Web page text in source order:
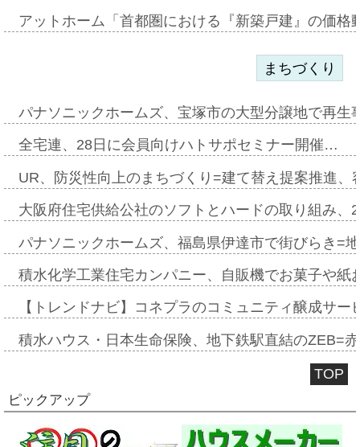
アットホーム「首都圏における『新築戸建』の価
まちづくり
パナソニックホームズ、宝塚市の大型分譲地で再
全宅連、28日に会員向けハトサポセミナー開催…
UR、防災性向上のまちづくり=建て替え提案推進
大阪府住宅供給公社のソフトとハードの取り組み
パナソニックホームズ、福島県伊達市で街びらき=
積水化学工業住宅カンパニー、自販機でお菓子や
【トレンドナビ】コネプラのコミュニティ醸成サ
積水ハウス・日本生命保険、地下鉄駅直結のZEB=
TOP
ピックアップ